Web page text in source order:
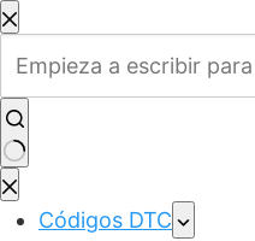
Saltar
al
contenido
Sin
resultados
Códigos DTC